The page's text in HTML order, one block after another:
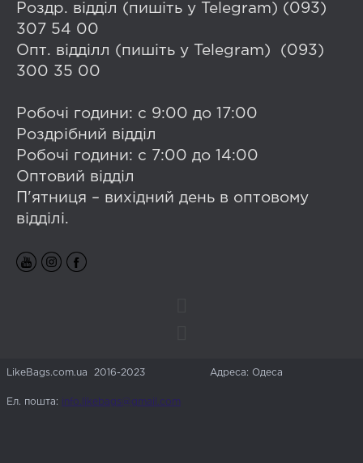
Роздр. відділ (пишіть у Telegram) (093)
307 54 00
Опт. відділл (пишіть у Telegram) (093)
300 35 00
Робочі години: с 9:00 до 17:00
Роздрібний відділ
Робочі години: с 7:00 до 14:00
Оптовий відділ
П'ятниця – вихідний день в оптовому
відділі.
LikeBags.com.ua 2016-2023 Адреса: Одеса
Ел. пошта: info.likebags@gmail.com